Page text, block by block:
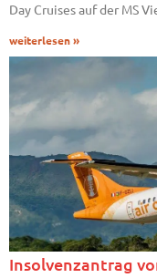
Day Cruises auf der MS
weiterlesen »
Insolvenzantrag